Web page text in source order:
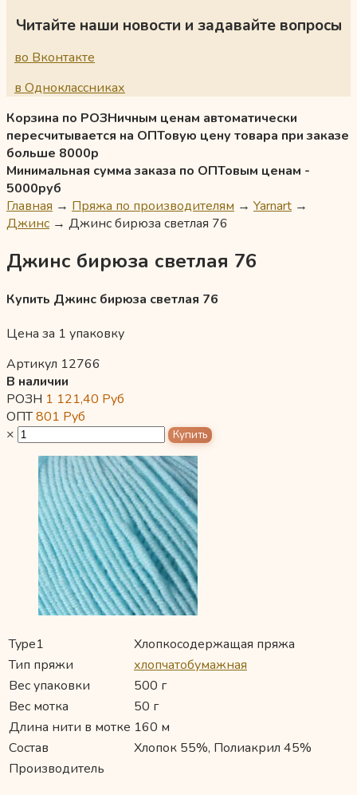
Читайте наши новости и задавайте вопросы
во Вконтакте
в Одноклассниках
Корзина по РОЗНичным ценам автоматически
пересчитывается на ОПТовую цену товара при заказе
больше 8000р
Минимальная сумма заказа по ОПТовым ценам -
5000руб
Главная → Пряжа по производителям → Yarnart →
Джинс → Джинс бирюза светлая 76
Джинс бирюза светлая 76
Купить Джинс бирюза светлая 76
Цена за 1 упаковку
Артикул 12766
В наличии
РОЗН 1 121,40 Руб
ОПТ801 Руб
×
Type1
Хлопкосодержащая пряжа
Тип пряжи
хлопчатобумажная
Вес упаковки
500 г
Вес мотка
50 г
Длина нити в мотке 160 м
Состав
Хлопок 55%, Полиакрил 45%
Производитель